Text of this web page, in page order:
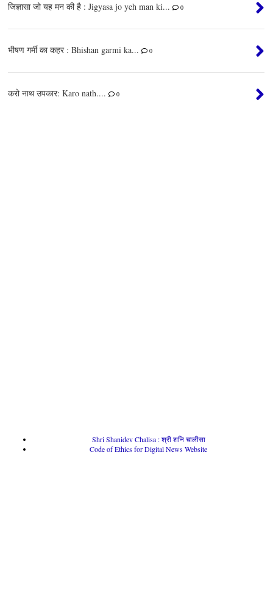
जिज्ञासा जो यह मन की है : Jigyasa jo yeh man ki... 0
भीषण गर्मी का कहर : Bhishan garmi ka... 0
करो नाथ उपकार: Karo nath.... 0
Shri Shanidev Chalisa : श्री शनि चालीसा
Code of Ethics for Digital News Website